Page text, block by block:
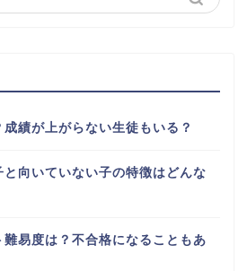
績が上がらない生徒もいる？
向いていない子の特徴はどんな
易度は？不合格になることもあ